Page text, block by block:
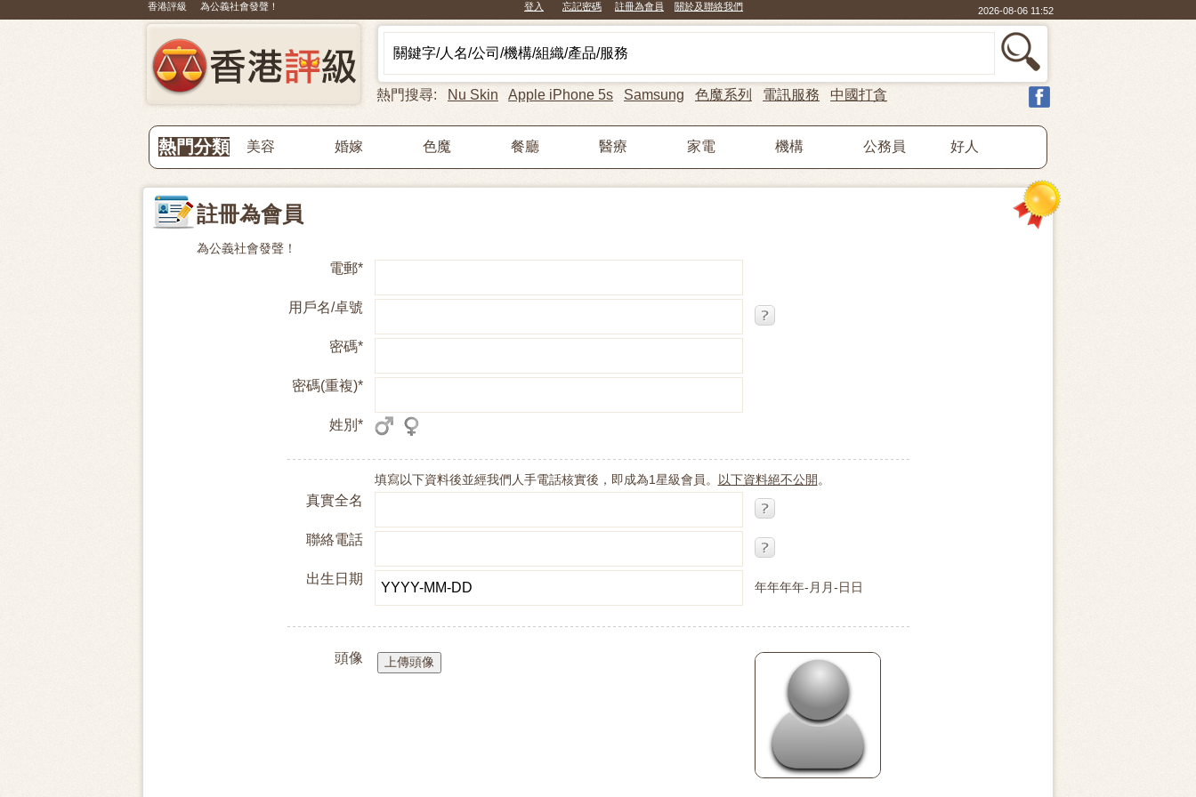
香港評級 為公義社會發聲！ 登入 忘記密碼 註冊為會員 關於及聯絡我們 2026-08-06 11:52
熱門搜尋: Nu Skin Apple iPhone 5s Samsung 色魔系列 電訊服務 中國打貪
熱門分類 美容 婚嫁 色魔 餐廳 醫療 家電 機構 公務員 好人
註冊為會員
為公義社會發聲！
電郵*
用戶名/卓號
密碼*
密碼(重複)*
姓別*
填寫以下資料後並經我們人手電話核實後，即成為1星級會員。 以下資料絕不公開 。
真實全名
聯絡電話
出生日期
年年年年-月月-日日
頭像